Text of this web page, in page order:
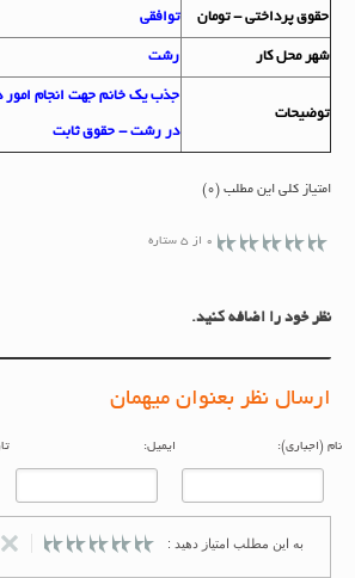
حقوق پرداختي - تومان توافقی
شهر محل کار رشت
توضيحات
جذب یک خانم جهت انجام امور
در رشت - حقوق ثابت
امتیاز کلی این مطلب (0)
0 از 5 ستاره
نظر خود را اضافه کنید.
ارسال نظر بعنوان میهمان
(اجباری): ایمیل:
به این مطلب امتیاز دهید :